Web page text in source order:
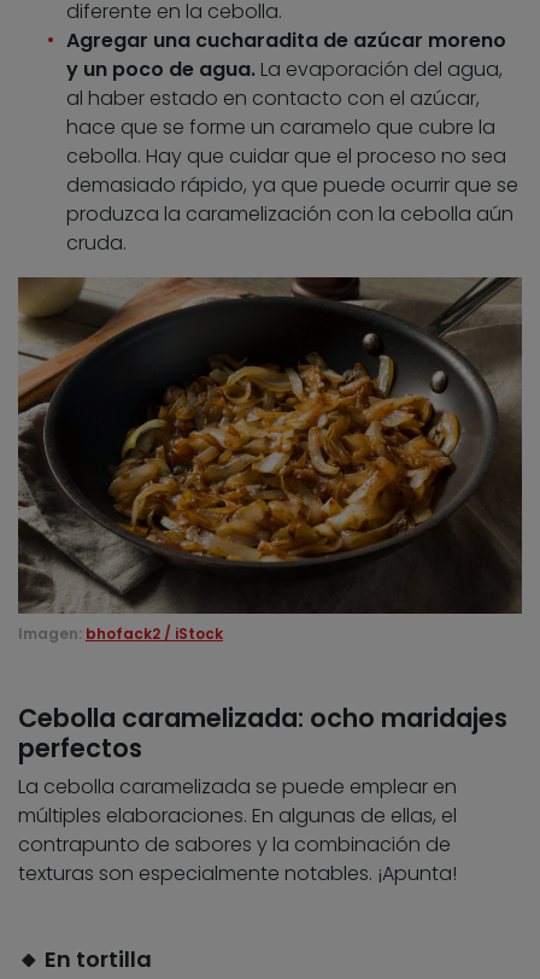
diferente en la cebolla.
Agregar una cucharadita de azúcar moreno
y un poco de agua. La evaporación del agua,
al haber estado en contacto con el azúcar,
hace que se forme un caramelo que cubre la
cebolla. Hay que cuidar que el proceso no sea
demasiado rápido, ya que puede ocurrir que se
produzca la caramelización con la cebolla aún
cruda.
Imagen: bhofack2 / iStock
Cebolla caramelizada: ocho maridajes
perfectos
La cebolla caramelizada se puede emplear en
múltiples elaboraciones. En algunas de ellas, el
contrapunto de sabores y la combinación de
texturas son especialmente notables. ¡Apunta!
🔸 En tortilla